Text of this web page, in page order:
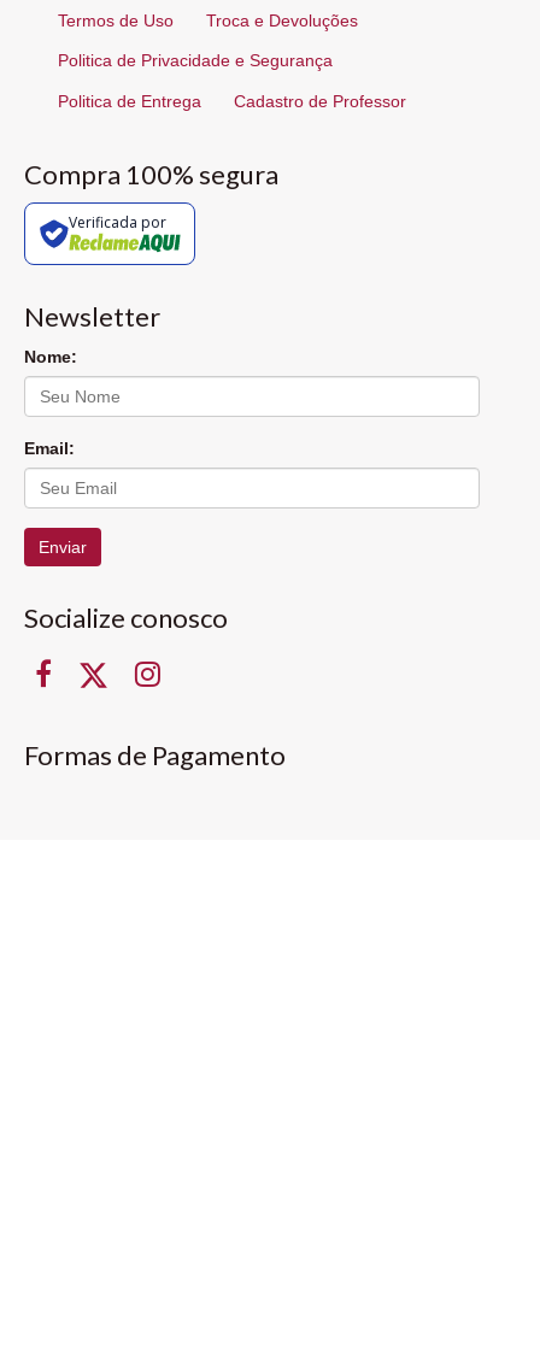
Termos de Uso Troca e Devoluções
Politica de Privacidade e Segurança
Politica de Entrega Cadastro de Professor
Compra 100% segura
Verificada por
Newsletter
Nome:
Email:
Enviar
Socialize conosco
Formas de Pagamento